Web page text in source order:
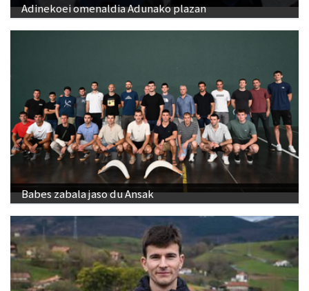
Adinekoei omenaldia Adunako plazan
Babes zabala jaso du Ansak